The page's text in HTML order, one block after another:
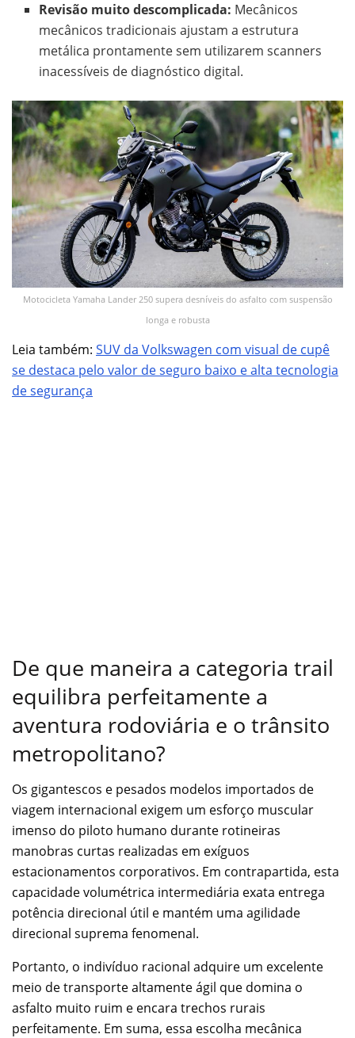
Revisão muito descomplicada: Mecânicos
mecânicos tradicionais ajustam a estrutura
metálica prontamente sem utilizarem scanners
inacessíveis de diagnóstico digital.
Motocicleta Yamaha Lander 250 supera desníveis do asfalto com suspensão
longa e robusta
Leia também: SUV da Volkswagen com visual de cupê
se destaca pelo valor de seguro baixo e alta tecnologia
de segurança
De que maneira a categoria trail
equilibra perfeitamente a
aventura rodoviária e o trânsito
metropolitano?
Os gigantescos e pesados modelos importados de
viagem internacional exigem um esforço muscular
imenso do piloto humano durante rotineiras
manobras curtas realizadas em exíguos
estacionamentos corporativos. Em contrapartida, esta
capacidade volumétrica intermediária exata entrega
potência direcional útil e mantém uma agilidade
direcional suprema fenomenal.
Portanto, o indivíduo racional adquire um excelente
meio de transporte altamente ágil que domina o
asfalto muito ruim e encara trechos rurais
perfeitamente. Em suma, essa escolha mecânica